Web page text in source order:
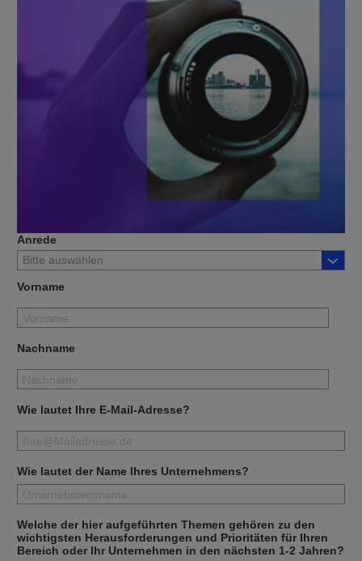
Anrede
Vorname
Nachname
Wie lautet Ihre E-Mail-Adresse?
Wie lautet der Name Ihres Unternehmens?
Welche der hier aufgeführten Themen gehören zu den
wichtigsten Herausforderungen und Prioritäten für Ihren
Bereich oder Ihr Unternehmen in den nächsten 1-2 Jahren?